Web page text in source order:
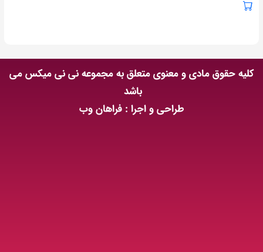
کلیه حقوق مادی و معنوی متعلق به مجموعه نی نی میکس می
باشد
طراحی و اجرا : فراهان وب